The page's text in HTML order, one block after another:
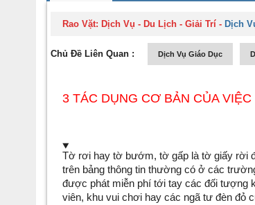
Rao Vặt: Dịch Vụ - Du Lịch - Giải Trí - Dịch
Chủ Đề Liên Quan : Dịch Vụ Giáo Dục
3 TÁC DỤNG CƠ BẢN CỦA
Tờ rơi hay tờ bướm, tờ gấp là tờ giấy rời
trên bảng thông tin thường có ở các
được phát miễn phí tới tay các đối tượng
viên, khu vui chơi hay các ngã tư đèn đỏ